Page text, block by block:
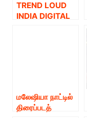
TREND LOUD
INDIA DIGITAL
மலேஷியா நாட்டில்
திரைப்படத்